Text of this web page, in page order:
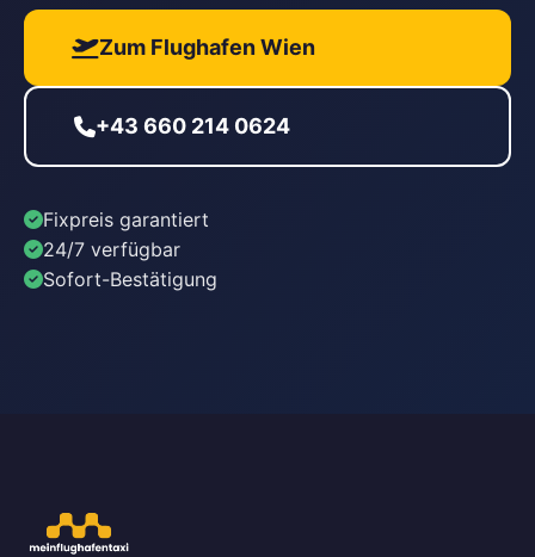
Zum Flughafen Wien
+43 660 214 0624
Fixpreis garantiert
24/7 verfügbar
Sofort-Bestätigung